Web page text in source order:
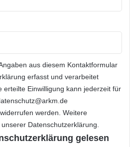
browser.
aus diesem Kontaktformular
erfasst und verarbeitet
erteilte Einwilligung kann jederzeit für
werden. Weitere
unserer Datenschutzerklärung
gelesen